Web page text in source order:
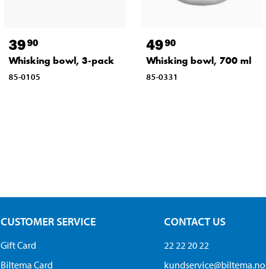
3990
Whisking bowl, 3-pack
85-0105
4990
Whisking bowl, 700 ml
85-0331
CUSTOMER SERVICE
Gift Card
Biltema Card
CONTACT US
22 22 20 22
kundservice@biltema.no